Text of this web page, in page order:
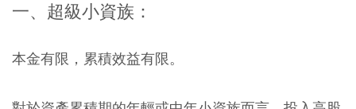
一、超級小資族：
本金有限，累積效益有限。